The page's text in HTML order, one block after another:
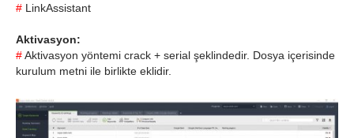
# LinkAssistant
Aktivasyon:
#Aktivasyon yöntemi crack + serial şeklindedir. Dosya içerisinde
kurulum metni ile birlikte eklidir.